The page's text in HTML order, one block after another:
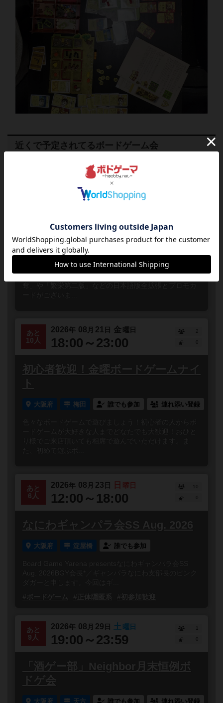
近くで予定されてるボードゲーム会
08月 20日 木曜日
18:00～23:00
毎週開催！木曜日はドミニオンの
大阪府 梅田
店長オススメ！ボードゲームのドミニオンを遊ぶ交流会
を毎週木曜日に開催しています！当店には最新拡張「略
奪」や「繁栄第二版」などの日本語版全拡張とプロモカ
あと
10人
2026年 08 月 21 日 金曜日
18:00～23:00
2
初心者歓迎！金曜ボードゲームナイ
ト
大阪府 梅田 誰でも参加 連れ添い登録
色々なボードゲームで遊びましょう！初心者の人からボ
ードゲームが大好きな人までどなたでも大歓迎！おひと
り様でご来店頂いても相席で遊んでいただけます。ま
た、初めて遊ぶボ...
あと
6人
2026年 08 月 23 日 日 曜日
12:00～18:00
10
なにわギャンパラ会SS Aug. 2026
大阪府 淀屋橋 誰でも参加
Board Game Yarena presentsなにわギャンパラ会SS
Aug. 2026BGY会長*／ギャンパラなにわ支部長のピンク
ダガーと申します。今回はギ...
#ボードゲーム
#正体隠匿系 #初参加歓迎
あと
9人
2026年 08 月 29 日 土 曜日
19:00～23:59
1
「酒ゲー部」Neighbor月末恒例ボ
ドゲ会
大阪府 天六 誰でも参加 連れ添い登録